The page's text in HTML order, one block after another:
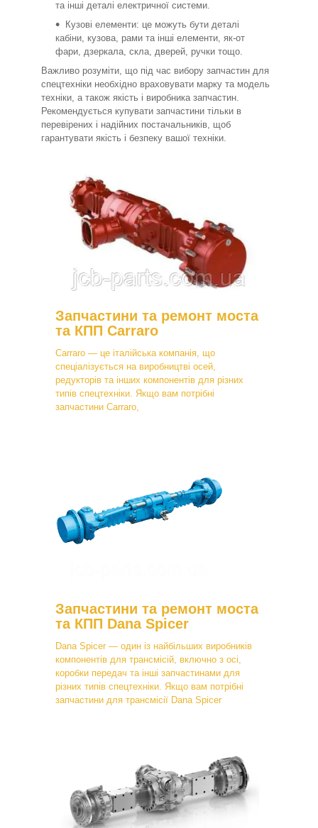
та інші деталі електричної системи.
Кузові елементи: це можуть бути деталі
кабіни, кузова, рами та інші елементи, як-от
фари, дзеркала, скла, дверей, ручки тощо.
Важливо розуміти, що під час вибору запчастин для
спецтехніки необхідно враховувати марку та модель
техніки, а також якість і виробника запчастин.
Рекомендується купувати запчастини тільки в
перевірених і надійних постачальників, щоб
гарантувати якість і безпеку вашої техніки.
Запчастини та ремонт моста
та КПП Carraro
Carraro — це італійська компанія, що
спеціалізується на виробництві осей,
редукторів та інших компонентів для різних
типів спецтехніки. Якщо вам потрібні
запчастини Carraro,
Запчастини та ремонт моста
та КПП Dana Spicer
Dana Spicer — один із найбільших виробників
компонентів для трансмісій, включно з осі,
коробки передач та інші запчастинами для
різних типів спецтехніки. Якщо вам потрібні
запчастини для трансмісії Dana Spicer